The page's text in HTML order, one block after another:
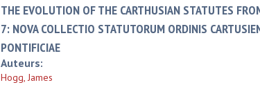
THE EVOLUTION OF THE CARTHUSIAN STATUTES
7: NOVA COLLECTIO STATUTORUM ORDINIS
PONTIFICIAE
Auteurs:
Hogg, James